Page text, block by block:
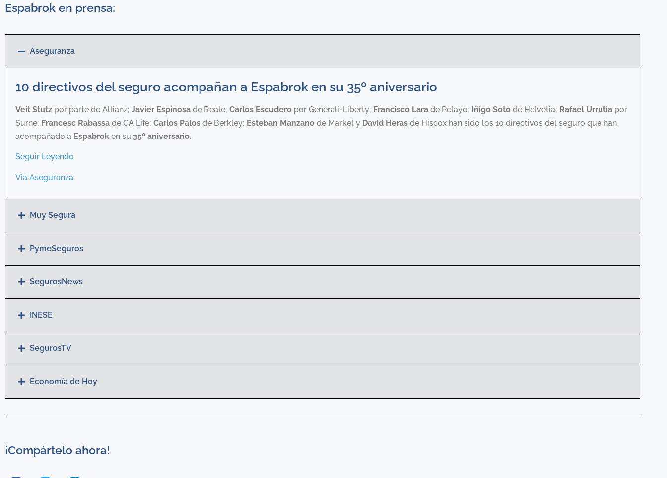
Espabrok en prensa:
Aseguranza
10 directivos del seguro acompañan a Espabrok en su 35º aniversario
Veit Stutz por parte de Allianz; Javier Espinosa de Reale; Carlos Escudero por Generali-Liberty; Francisco Lara de Pelayo; Iñigo Soto de Helvetia; Rafael Urrutia por
Surne; Francesc Rabassa de CA Life; Carlos Palos de Berkley; Esteban Manzano de Markel y David Heras de Hiscox han sido los 10 directivos del seguro que han
acompañado a Espabrok en su 35º aniversario.
Seguir Leyendo
Via Aseguranza
Muy Segura
PymeSeguros
SegurosNews
INESE
SegurosTV
Economía de Hoy
¡Compártelo ahora!